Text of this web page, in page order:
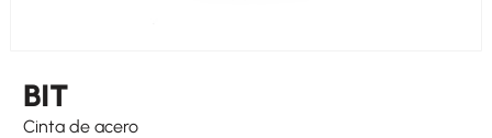
BIT
Cinta de acero